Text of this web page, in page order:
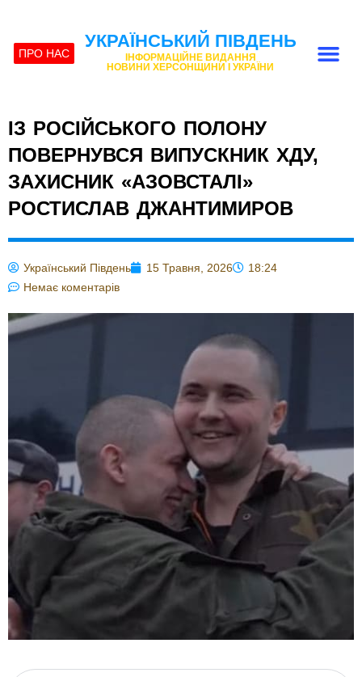
ПРО НАС
УКРАЇНСЬКИЙ ПІВДЕНЬ
ІНФОРМАЦІЙНЕ ВИДАННЯ
НОВИНИ ХЕРСОНЩИНИ І УКРАЇНИ
ІЗ РОСІЙСЬКОГО ПОЛОНУ
ПОВЕРНУВСЯ ВИПУСКНИК ХДУ,
ЗАХИСНИК «АЗОВСТАЛІ»
РОСТИСЛАВ ДЖАНТИМИРОВ
Український Південь 15 Травня, 2026
18:24
Немає коментарів